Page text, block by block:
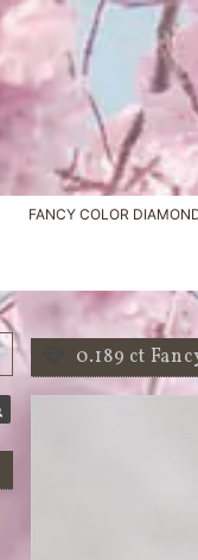
FANCY COLOR DIAMOND
0.189 ct